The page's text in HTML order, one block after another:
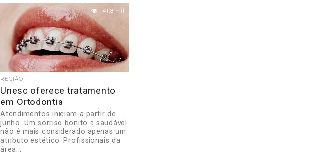
41.8 mil
REGIÃO
Unesc oferece tratamento
em Ortodontia
Atendimentos iniciam a partir de
junho. Um sorriso bonito e saudável
não é mais considerado apenas um
atributo estético. Profissionais da
área...